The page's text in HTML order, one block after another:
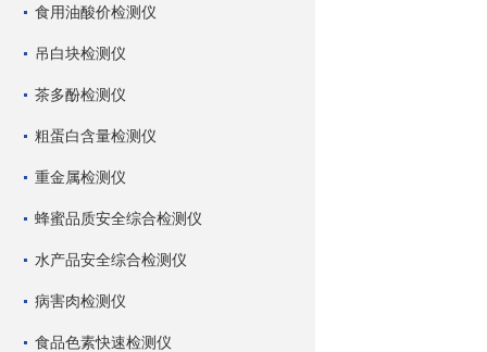
食用油酸价检测仪
吊白块检测仪
茶多酚检测仪
粗蛋白含量检测仪
重金属检测仪
蜂蜜品质安全综合检测仪
水产品安全综合检测仪
病害肉检测仪
食品色素快速检测仪